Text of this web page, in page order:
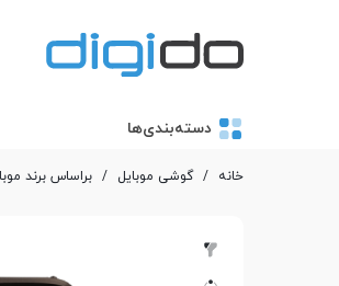
دسته‌بندی‌ها
خانه / گوشی موبایل / بر‌اساس برند